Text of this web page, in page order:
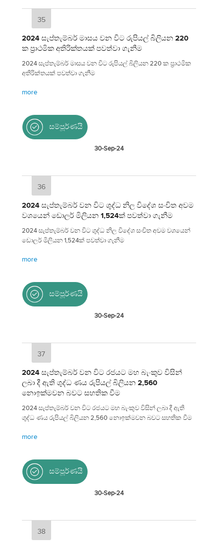
35
2024 සැප්තැම්බර් මාසය වන විට රුපියල් බිලියන 220
ක ප්‍රාථමික අතිරික්තයක් පවත්වා ගැනීම
2024 සැප්තැම්බර් මාසය වන විට රුපියල් බිලියන 220 ක ප්‍රාථමික
අතිරික්තයක් පවත්වා ගැනීම
more
සම්පූර්ණයි
30-Sep-24
36
2024 සැප්තැම්බර් වන විට ශුද්ධ නිල විදේශ සංචිත අවම
වශයෙන් ඩොලර් මිලියන 1,524ක් පවත්වා ගැනීම
2024 සැප්තැම්බර් වන විට ශුද්ධ නිල විදේශ සංචිත අවම වශයෙන්
ඩොලර් මිලියන 1,524ක් පවත්වා ගැනීම
more
සම්පූර්ණයි
30-Sep-24
37
2024 සැප්තැම්බර් වන විට රජයට මහ බැංකුව විසින්
ලබා දී ඇති ශුද්ධ ණය රුපියල් බිලියන 2,560
නොඉක්මවන බවට සහතික වීම
2024 සැප්තැම්බර් වන විට රජයට මහ බැංකුව විසින් ලබා දී ඇති
ශුද්ධ ණය රුපියල් බිලියන 2,560 නොඉක්මවන බවට සහතික වීම
more
සම්පූර්ණයි
30-Sep-24
38